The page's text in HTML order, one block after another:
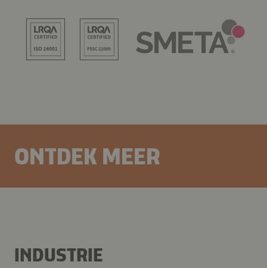
ONTDEK MEER
INDUSTRIE